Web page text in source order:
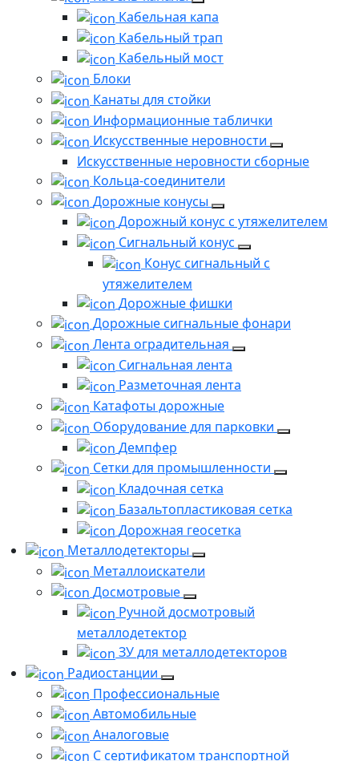
Кабельная капа
Кабельный трап
Кабельный мост
Блоки
Канаты для стойки
Информационные таблички
Искусственные неровности
Искусственные неровности сборные
Кольца-соединители
Дорожные конусы
Дорожный конус с утяжелителем
Сигнальный конус
Конус сигнальный с
утяжелителем
Дорожные фишки
Дорожные сигнальные фонари
Лента оградительная
Сигнальная лента
Разметочная лента
Катафоты дорожные
Оборудование для парковки
Демпфер
Сетки для промышленности
Кладочная сетка
Базальтопластиковая сетка
Дорожная геосетка
Металлодетекторы
Металлоискатели
Досмотровые
Ручной досмотровый
металлодетектор
ЗУ для металлодетекторов
Радиостанции
Профессиональные
Автомобильные
Аналоговые
С сертификатом транспортной